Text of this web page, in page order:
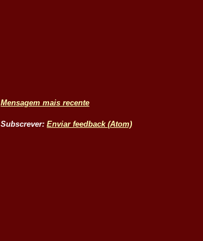
Mensagem mais recente
Subscrever:Enviar feedback (Atom)